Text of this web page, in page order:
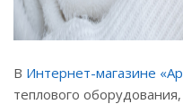
В Интернет-магазине
теплового